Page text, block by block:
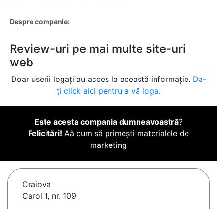
Despre companie:
Review-uri pe mai multe site-uri
web
Doar userii logați au acces la această informație. Da-
ți click aici pentru a vă loga.
Este acesta compania dumneavoastră?
Felicitări! Aă cum să primești materialele de
marketing
Craiova
Carol 1, nr. 109